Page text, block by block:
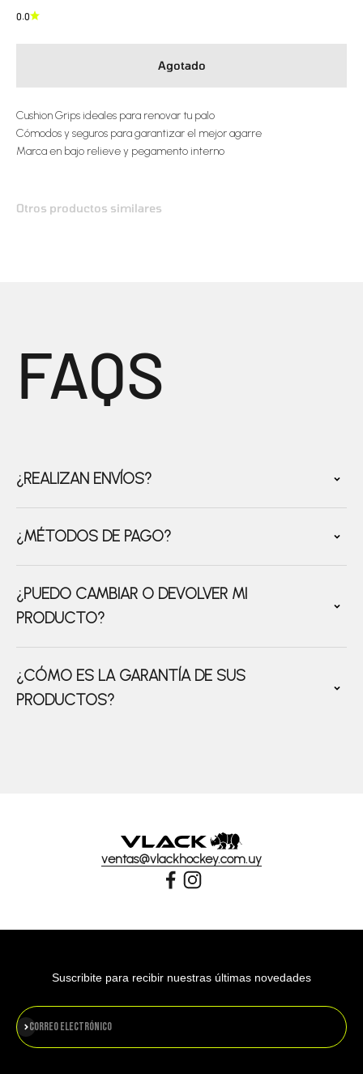
0.0
Agotado
Cushion Grips ideales para renovar tu palo
Cómodos y seguros para garantizar el mejor agarre
Marca en bajo relieve y pegamento interno
FAQS
¿REALIZAN ENVÍOS?
¿MÉTODOS DE PAGO?
¿PUEDO CAMBIAR O DEVOLVER MI
PRODUCTO?
¿CÓMO ES LA GARANTÍA DE SUS
PRODUCTOS?
ventas@vlackhockey.com.uy
Suscribite para recibir nuestras últimas novedades
Correo electrónico
Suscribirse